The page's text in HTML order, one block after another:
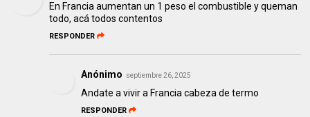
En Francia aumentan un 1 peso el combustible y queman
todo, acá todos contentos
RESPONDER
Anónimo septiembre 26, 2025
Andate a vivir a Francia cabeza de termo
RESPONDER